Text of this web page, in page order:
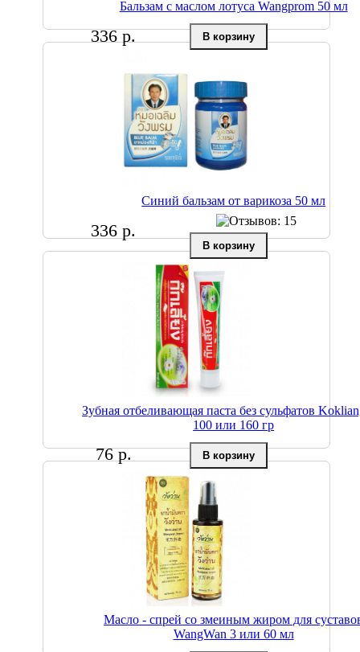
Бальзам с маслом лотуса Wangprom 50 мл
336 р.
Синий бальзам от варикоза 50 мл
336 р.
Зубная отбеливающая паста без сульфатов
100 или 160 гр
76 р.
Масло - спрей со змеиным жиром для
WangWan 3 или 60 мл